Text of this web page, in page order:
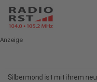
Anzeige
Silbermond ist mit ihrem